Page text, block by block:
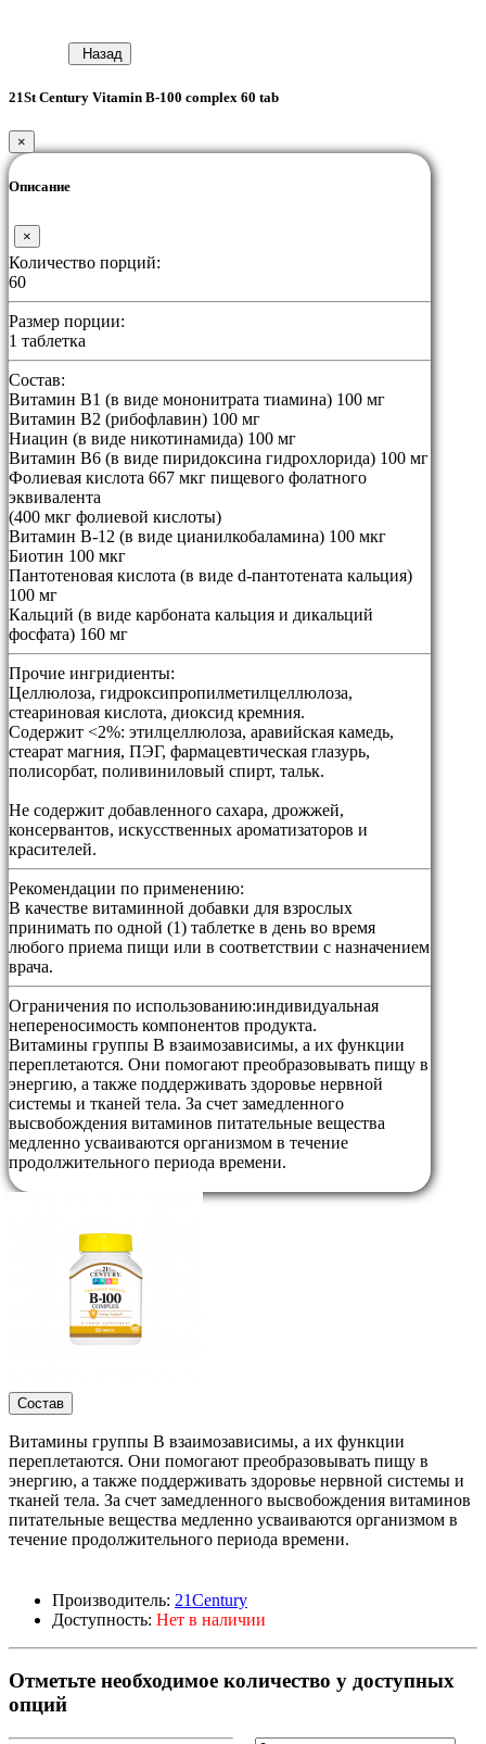
Назад
21St Century Vitamin B-100 complex 60 tab
×
Описание
×
Количество порций:
60
Размер порции:
1 таблетка
Состав:
Витамин B1 (в виде мононитрата тиамина) 100 мг
Витамин B2 (рибофлавин) 100 мг
Ниацин (в виде никотинамида) 100 мг
Витамин В6 (в виде пиридоксина гидрохлорида) 100 мг
Фолиевая кислота 667 мкг пищевого фолатного
эквивалента
(400 мкг фолиевой кислоты)
Витамин B-12 (в виде цианилкобаламина) 100 мкг
Биотин 100 мкг
Пантотеновая кислота (в виде d-пантотената кальция)
100 мг
Кальций (в виде карбоната кальция и дикальций
фосфата) 160 мг
Прочие ингридиенты:
Целлюлоза, гидроксипропилметилцеллюлоза,
стеариновая кислота, диоксид кремния.
Содержит <2%: этилцеллюлоза, аравийская камедь,
стеарат магния, ПЭГ, фармацевтическая глазурь,
полисорбат, поливиниловый спирт, тальк.
Не содержит добавленного сахара, дрожжей,
консервантов, искусственных ароматизаторов и
красителей.
Рекомендации по применению:
В качестве витаминной добавки для взрослых
принимать по одной (1) таблетке в день во время
любого приема пищи или в соответствии с назначением
врача.
Ограничения по использованию:индивидуальная
непереносимость компонентов продукта.
Витамины группы B взаимозависимы, а их функции
переплетаются. Они помогают преобразовывать пищу в
энергию, а также поддерживать здоровье нервной
системы и тканей тела. За счет замедленного
высвобождения витаминов питательные вещества
медленно усваиваются организмом в течение
продолжительного периода времени.
Состав
Витамины группы B взаимозависимы, а их функции
переплетаются. Они помогают преобразовывать пищу в
энергию, а также поддерживать здоровье нервной системы и
тканей тела. За счет замедленного высвобождения витаминов
питательные вещества медленно усваиваются организмом в
течение продолжительного периода времени.
Производитель: 21Century
Доступность: Нет в наличии
Отметьте необходимое количество у доступных
опций